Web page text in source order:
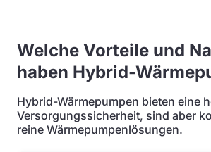
Welche Vorteile und
haben Hybrid-
Hybrid-Wärmepumpen bieten eine
Versorgungssicherheit, sind aber
reine Wärmepumpenlösungen.